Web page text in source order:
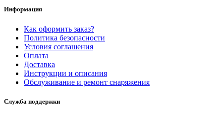
Информация
Как оформить заказ?
Политика безопасности
Условия соглашения
Оплата
Доставка
Инструкции и описания
Обслуживание и ремонт снаряжения
Служба поддержки